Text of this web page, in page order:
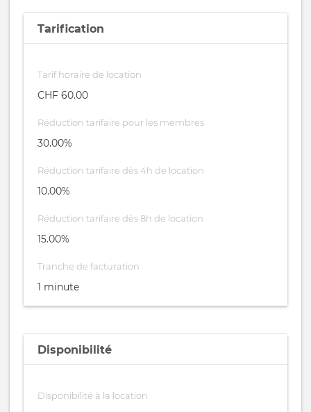
Tarification
Tarif horaire de location
CHF 60.00
Réduction tarifaire pour les membres
30.00%
Réduction tarifaire dès 4h de location
10.00%
Réduction tarifaire dès 8h de location
15.00%
Tranche de facturation
1 minute
Disponibilité
Disponibilité à la location